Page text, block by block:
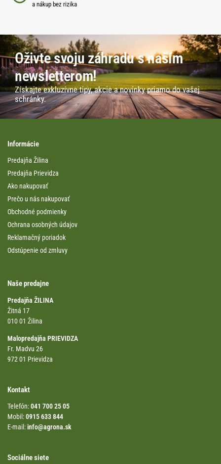
a nákup bez rizika
Oživte svoju záhradu s naším
newsletterom!
Získajte exkluzívne tipy, akcie a novinky priamo do vašej
schránky.
Informácie
Predajňa Žilina
Predajňa Prievidza
Ako nakupovať
Prečo u nás nakupovať
Obchodné podmienky
Ochrana osobných údajov
Reklamačný poriadok
Odstúpenie od zmluvy
Naše predajne
Predajňa ŽILINA
Žitná 17
010 01 Žilina
Malopredajňa PRIEVIDZA
Fr. Madvu 26
972 01 Prievidza
Kontakt
Telefón:041 700 25 05
Mobil:0915 633 844
E-mail:info@agrona.sk
Sociálne siete